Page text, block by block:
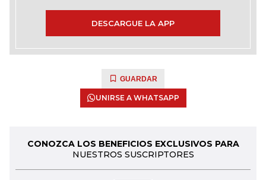
DESCARGUE LA APP
GUARDAR
UNIRSE A WHATSAPP
CONOZCA LOS BENEFICIOS EXCLUSIVOS PARA
NUESTROS SUSCRIPTORES